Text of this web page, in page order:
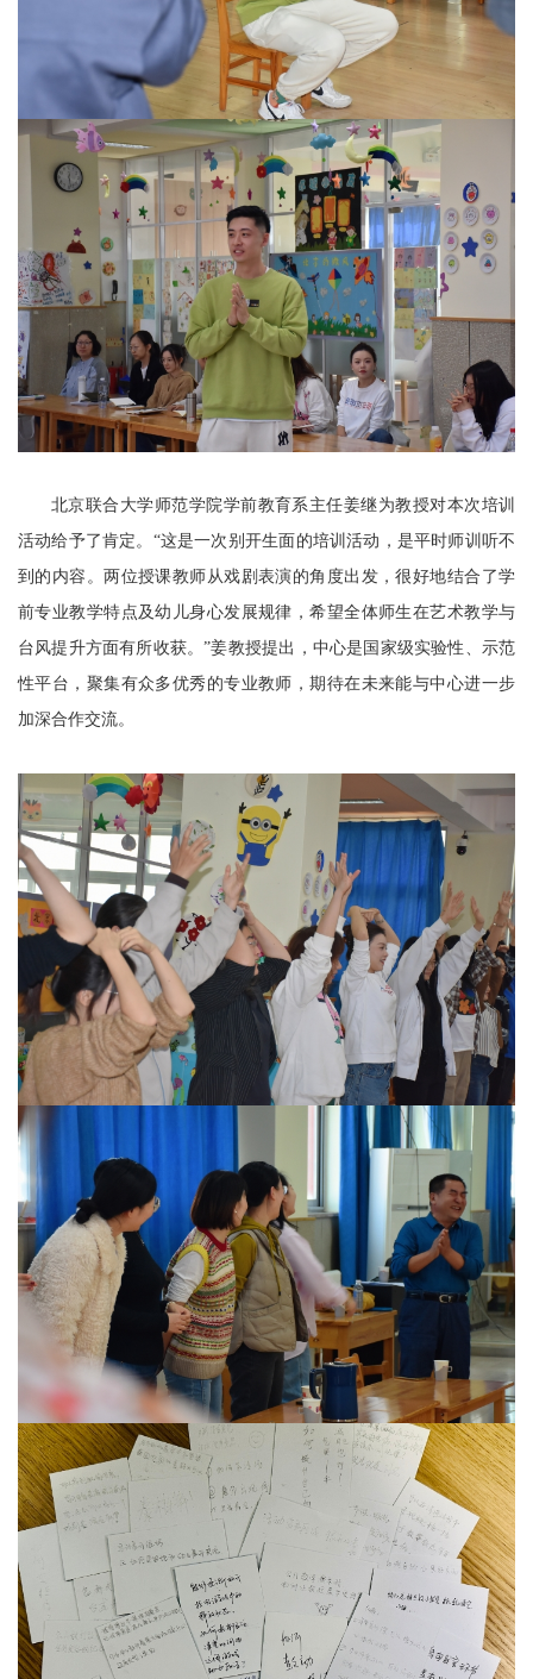
北京联合大学师范学院学前教育系主任姜继为教授对本次培训
活动给予了肯定。“这是一次别开生面的培训活动，是平时师训听不
到的内容。两位授课教师从戏剧表演的角度出发，很好地结合了学
前专业教学特点及幼儿身心发展规律，希望全体师生在艺术教学与
台风提升方面有所收获。”姜教授提出，中心是国家级实验性、示范
性平台，聚集有众多优秀的专业教师，期待在未来能与中心进一步
加深合作交流。